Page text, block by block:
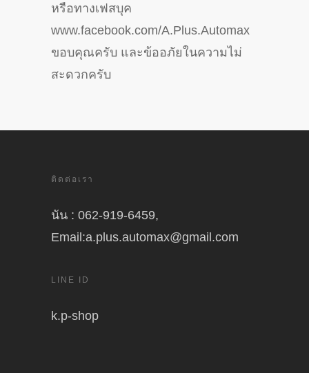
หรือทางเฟสบุค
www.facebook.com/A.Plus.Automax
ขอบคุณครับ และข้ออภัยในความไม่
สะดวกครับ
ติดต่อเรา
นัน : 062-919-6459,
Email:a.plus.automax@gmail.com
LINE ID
k.p-shop